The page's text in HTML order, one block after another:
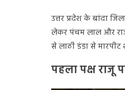
उत्तर प्रदेश के बांदा
लेकर पंचम लाल और
से लाठी डंडा से
पहला पक्ष राजू